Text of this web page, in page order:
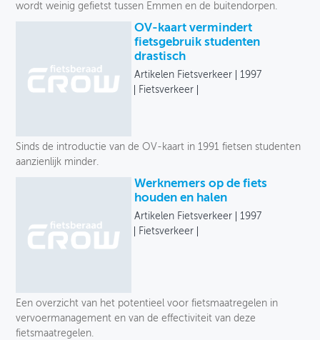
wordt weinig gefietst tussen Emmen en de buitendorpen.
OV-kaart vermindert
fietsgebruik studenten
drastisch
Artikelen Fietsverkeer
1997
Fietsverkeer
Sinds de introductie van de OV-kaart in 1991 fietsen studenten
aanzienlijk minder.
Werknemers op de fiets
houden en halen
Artikelen Fietsverkeer
1997
Fietsverkeer
Een overzicht van het potentieel voor fietsmaatregelen in
vervoermanagement en van de effectiviteit van deze
fietsmaatregelen.